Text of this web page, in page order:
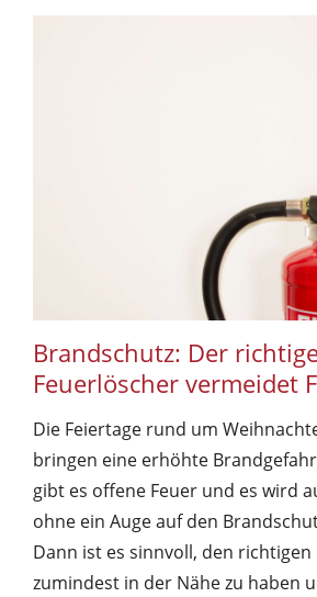
Brandschutz: Der
Feuerlöscher vermeidet
Die Feiertage rund um
bringen eine erhöhte
gibt es offene Feuer und es wird
ohne ein Auge auf den
Dann ist es sinnvoll, den
zumindest in der Nähe zu haben